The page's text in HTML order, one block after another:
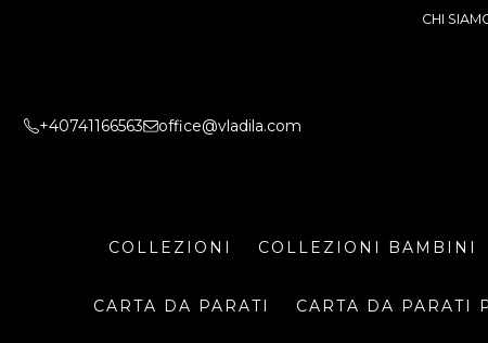
CHI
+40741166563 office@vladila.com
COLLEZIONI COLLEZIONI BAMBINI
CARTA DA PARATI CARTA DA PARATI